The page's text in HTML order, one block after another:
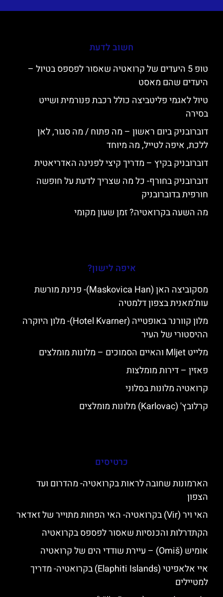
חשוב לדעת
טופ 5 היעדים של קרואטיה שאסור לפספס בטיול –
היעדים שהם מאסט
טיול לאגמי פליטביצה כולל רכבת פנורמית ושייט
בסירה
דוברובניק ביום ראשון – מה פתוח / מה סגור, לאן
ללכת, איפה לטייל, מה מיוחד
דוברובניק בקיץ – מדריך קיצי לפנינה האדריאטית
דוברובניק בחורף- כל מה שצריך לדעת על חופשה
חורפית בדוברובניק
מה השעה בקרואטיה? זמן שעון מקומי
איפה לישון?
מסקוביצה האן (Maskovica Han)- פנינת מורשת
עות’מאנית בצפון דלמטיה
מלון קוורנר באופטייה (Hotel Kvarner)- מלון היוקרה
ההיסטורי של העיר
מלייט Mljet והאיים הסמוכים – מלונות מומלצים
פאזין – דירות מומלצות
קרואטיה מלונות בסלוני
קרלובץ' (Karlovac) מלונות מומלצים
כרטיסים
הארמונות שחובה לראות בקרואטיה- מהדרום ועד
הצפון
האי ויר (Vir) בקרואטיה- האי הפחות מתוייר של זאדאר
הקתדרלות והכנסיות שאסור לפספס בקרואטיה
אומיש (Omiš) – עיירת שודדי הים של קרואטיה
איי אלאפיטי (Elaphiti Islands) בקרואטיה- מדריך
למטיילים